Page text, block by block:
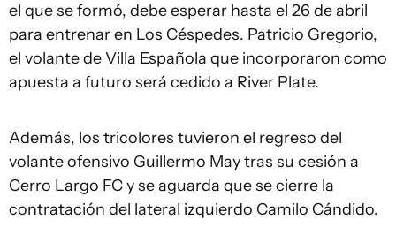
el que se formó, debe esperar hasta el 26 de abril
para entrenar en Los Céspedes. Patricio Gregorio,
el volante de Villa Española que incorporaron como
apuesta a futuro será cedido a River Plate.
Además, los tricolores tuvieron el regreso del
volante ofensivo Guillermo May tras su cesión a
Cerro Largo FC y se aguarda que se cierre la
contratación del lateral izquierdo Camilo Cándido.